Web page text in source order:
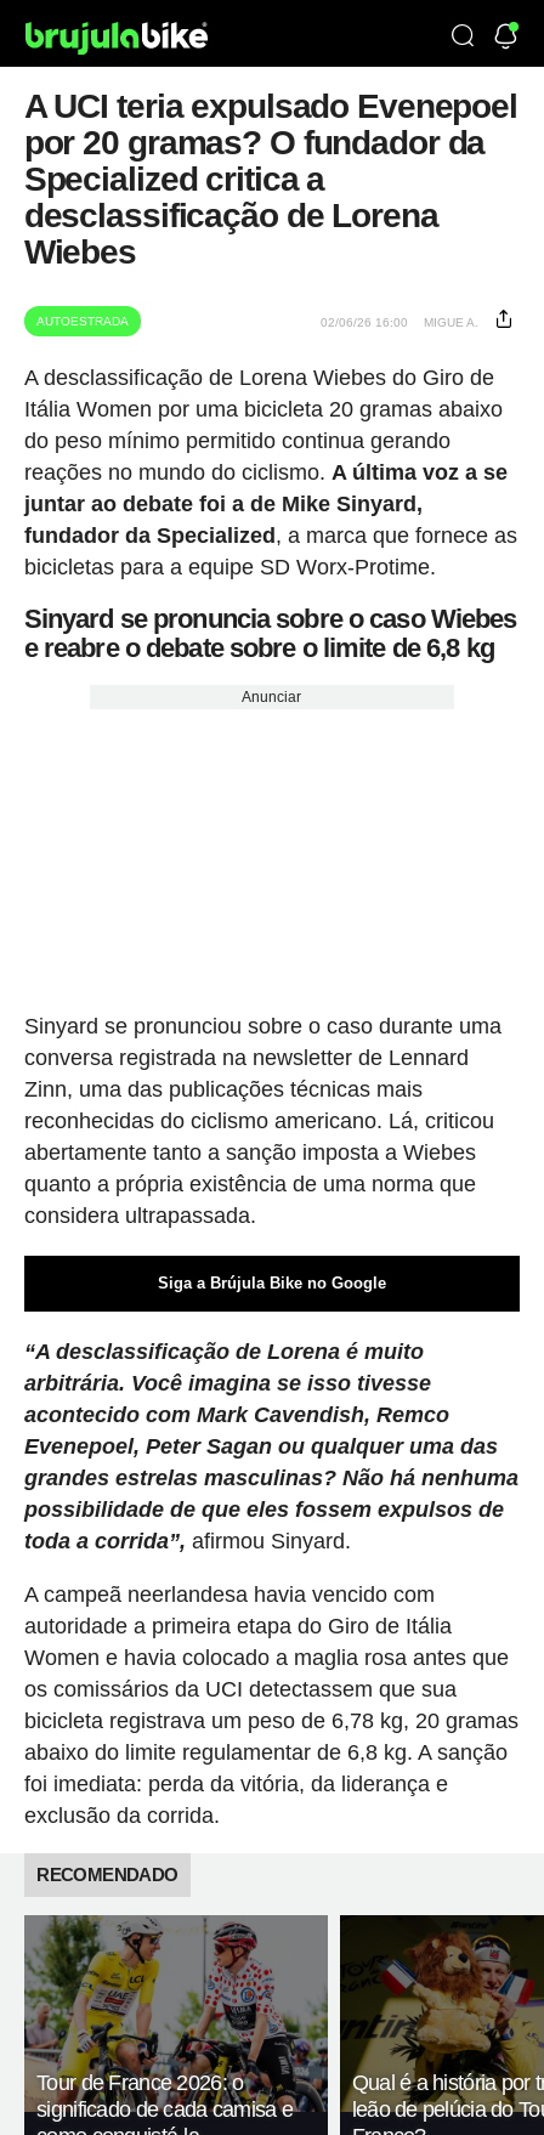
A UCI teria expulsado Evenepoel
por 20 gramas? O fundador da
Specialized critica a
desclassificação de Lorena
Wiebes
AUTOESTRADA 02/06/26 16:00 MIGUE A.
A desclassificação de Lorena Wiebes do Giro de
Itália Women por uma bicicleta 20 gramas abaixo
do peso mínimo permitido continua gerando
reações no mundo do ciclismo. A última voz a se
juntar ao debate foi a de Mike Sinyard,
fundador da Specialized , a marca que fornece as
bicicletas para a equipe SD Worx-Protime.
Sinyard se pronuncia sobre o caso Wiebes
e reabre o debate sobre o limite de 6,8 kg
Anunciar
Sinyard se pronunciou sobre o caso durante uma
conversa registrada na newsletter de Lennard
Zinn, uma das publicações técnicas mais
reconhecidas do ciclismo americano. Lá, criticou
abertamente tanto a sanção imposta a Wiebes
quanto a própria existência de uma norma que
considera ultrapassada.
Siga a Brújula Bike no Google
“A desclassificação de Lorena é muito
arbitrária. Você imagina se isso tivesse
acontecido com Mark Cavendish, Remco
Evenepoel, Peter Sagan ou qualquer uma das
grandes estrelas masculinas? Não há nenhuma
possibilidade de que eles fossem expulsos de
toda a corrida”, afirmou Sinyard.
A campeã neerlandesa havia vencido com
autoridade a primeira etapa do Giro de Itália
Women e havia colocado a maglia rosa antes que
os comissários da UCI detectassem que sua
bicicleta registrava um peso de 6,78 kg, 20 gramas
abaixo do limite regulamentar de 6,8 kg. A sanção
foi imediata: perda da vitória, da liderança e
exclusão da corrida.
RECOMENDADO
Tour de France 2026: o
significado de cada camisa e
Qual é a história por
leão de pelúcia do